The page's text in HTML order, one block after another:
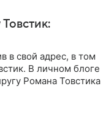
в свой адрес, в том
В личном блоге
Романа Товстика